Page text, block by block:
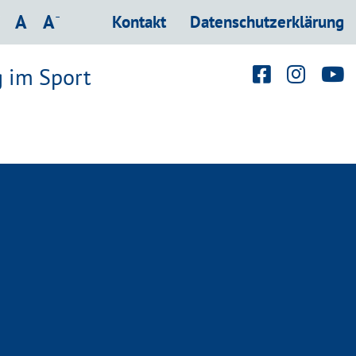
vergrößern
Schrift normal
A Schrift verkleinern
A- Kontakt Datenschutzerklärung
im Sport